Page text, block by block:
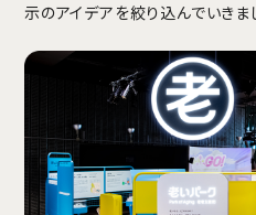
示のアイデアを絞り込んでいきま